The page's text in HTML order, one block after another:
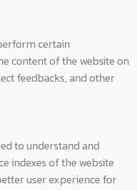
certain
content of the website on
feedbacks, and other
to understand and
indexes of the website
user experience for